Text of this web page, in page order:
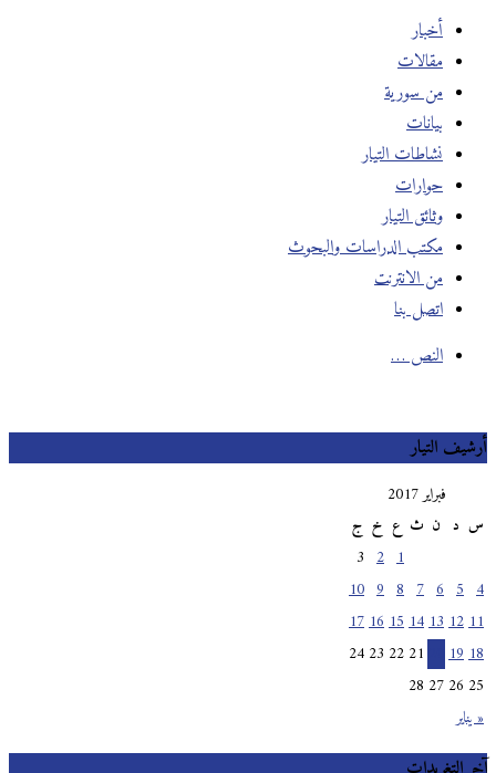
أخبار
مقالات
من سورية
بيانات
نشاطات التيار
حوارات
وثائق التيار
مكتب الدراسات والبحوث
من الانترنت
اتصل بنا
النص …
أرشيف التيار
فبراير 2017
س
ث خ ج
« يناير
10
11
12
13
14
15
16
17
18
19
20
21
22
23
24
25
26
27
28